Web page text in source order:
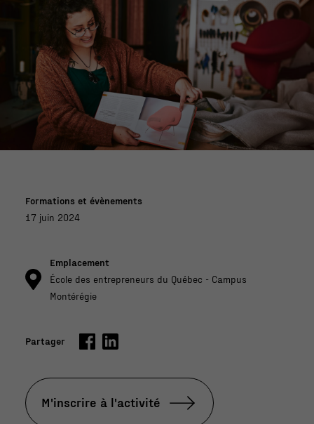
s de
dév
ent
able
Formations et évènements
17 juin 2024
Emplacement
École des entrepreneurs du Québec - Campus
Montérégie
Partager
M'inscrire à l'activité